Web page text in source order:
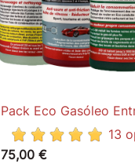
 Quick
Pack Eco Gasóleo
13
75,00 €